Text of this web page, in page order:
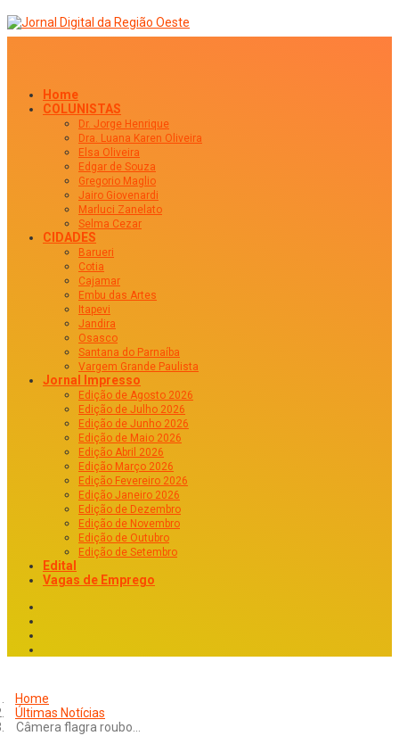
Home
COLUNISTAS
Dr. Jorge Henrique
Dra. Luana Karen Oliveira
Elsa Oliveira
Edgar de Souza
Gregorio Maglio
Jairo Giovenardi
Marluci Zanelato
Selma Cezar
CIDADES
Barueri
Cotia
Cajamar
Embu das Artes
Itapevi
Jandira
Osasco
Santana do Parnaíba
Vargem Grande Paulista
Jornal Impresso
Edição de Agosto 2026
Edição de Julho 2026
Edição de Junho 2026
Edição de Maio 2026
Edição Abril 2026
Edição Março 2026
Edição Fevereiro 2026
Edição Janeiro 2026
Edição de Dezembro
Edição de Novembro
Edição de Outubro
Edição de Setembro
Edital
Vagas de Emprego
Home
Últimas Notícias
Câmera flagra roubo…